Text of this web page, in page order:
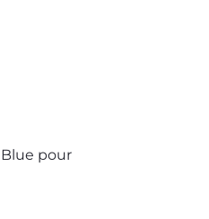
pour